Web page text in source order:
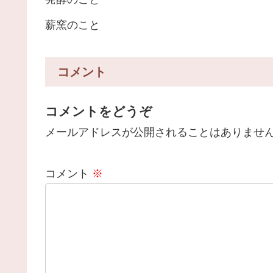
薪窯のこと
コメント
コメントをどうぞ
メールアドレスが公開されることはありませ
コメント ※